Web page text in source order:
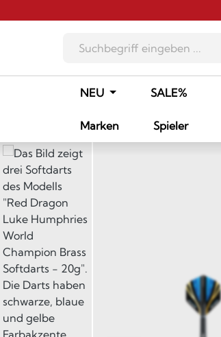
NEU SALE%
Marken
Spieler
Bildergalerie überspringen